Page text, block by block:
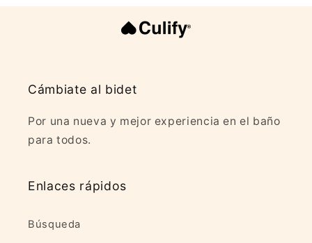
Cámbiate al bidet
Por una nueva y mejor experiencia en el baño
para todos.
Enlaces rápidos
Búsqueda